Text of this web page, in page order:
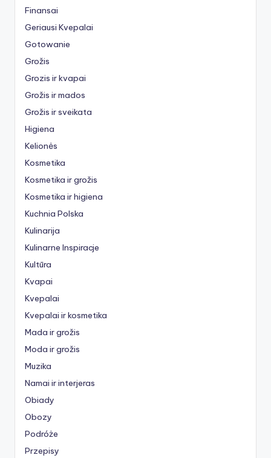
Finansai
Geriausi Kvepalai
Gotowanie
Grožis
Grozis ir kvapai
Grožis ir mados
Grožis ir sveikata
Higiena
Kelionės
Kosmetika
Kosmetika ir grožis
Kosmetika ir higiena
Kuchnia Polska
Kulinarija
Kulinarne Inspiracje
Kultūra
Kvapai
Kvepalai
Kvepalai ir kosmetika
Mada ir grožis
Moda ir grožis
Muzika
Namai ir interjeras
Obiady
Obozy
Podróże
Przepisy